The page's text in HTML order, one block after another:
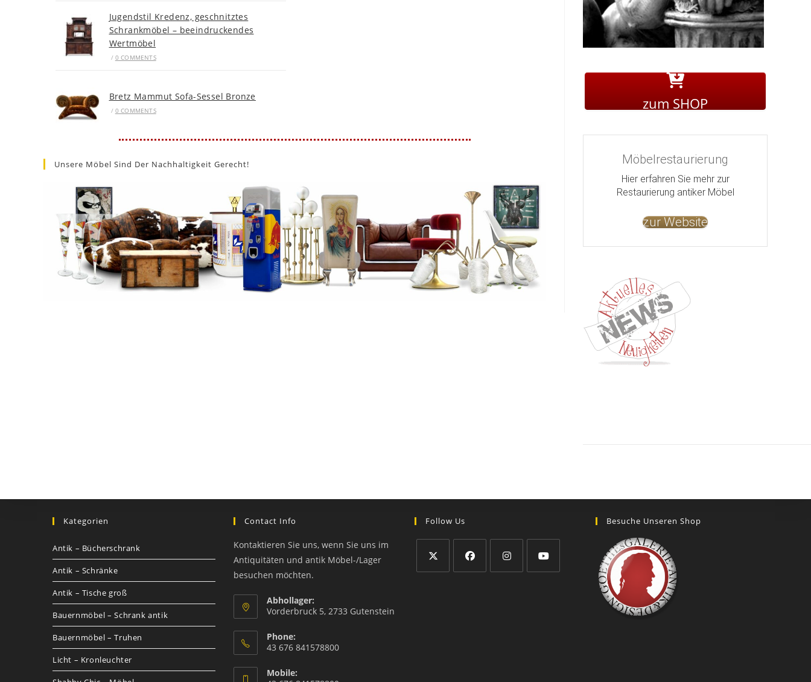
Jugendstil Kredenz, geschnitztes
Schrankmöbel – beeindruckendes
Wertmöbel
/ 0 COMMENTS
Bretz Mammut Sofa-Sessel Bronze
/ 0 COMMENTS
Unsere Möbel Sind Der Nachhaltigkeit Gerecht!
zum SHOP
Möbelrestaurierung
Hier erfahren Sie mehr zur
Restaurierung antiker Möbel
zur Website
Kategorien
Antik – Bücherschrank
Antik – Schränke
Antik – Tische groß
Bauernmöbel – Schrank antik
Bauernmöbel – Truhen
Licht – Kronleuchter
Contact Info
Kontaktieren Sie uns, wenn Sie uns im
Antiquitäten und antik Möbel-/Lager
besuchen möchten.
Abhollager:
Vorderbruck 5, 2733 Gutenstein
Phone:
43 676 841578800
Mobile:
Follow Us Besuche Unseren Shop